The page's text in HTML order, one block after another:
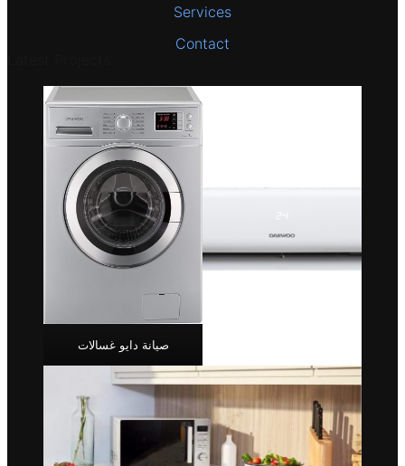
Services
Contact
صيانة دايو غسالات